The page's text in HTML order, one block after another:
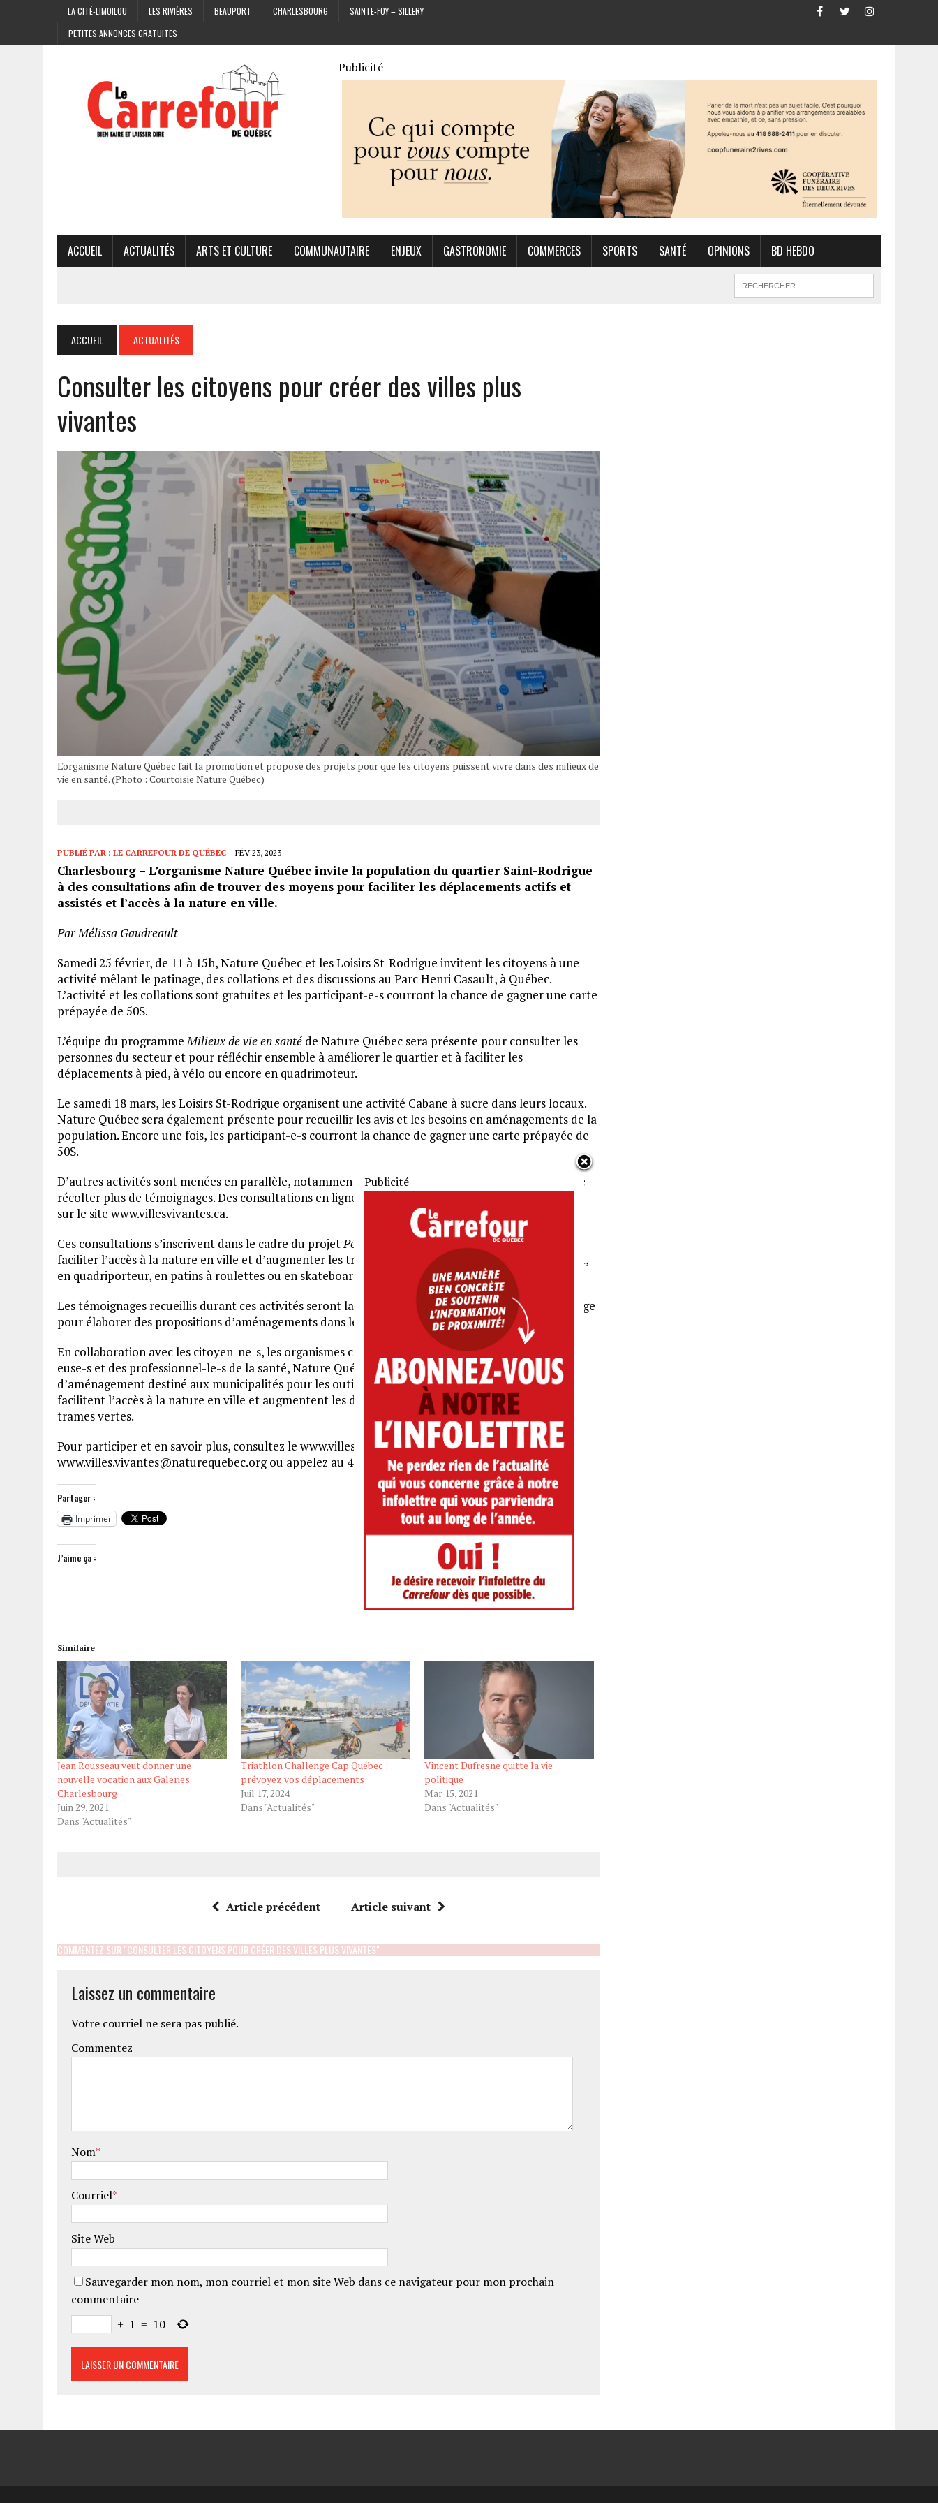
LA CITÉ-LIMOILOU LES RIVIÈRES BEAUPORT CHARLESBOURG
SAINTE-FOY – SILLERY
PETITES ANNONCES GRATUITES
Publicité
ACCUEIL ACTUALITÉS ARTS ET CULTURE COMMUNAUTAIRE ENJEUX GASTRONOMIE COMMERCES SPORTS SANTÉ OPINIONS BD HEBDO
ACCUEIL ACTUALITÉS
Consulter les citoyens pour créer des villes plus
vivantes
L'organisme Nature Québec fait la promotion et propose des projets pour que les citoyens puissent vivre dans des milieux de
vie en santé. (Photo : Courtoisie Nature Québec)
PUBLIÉ PAR : LE CARREFOUR DE QUÉBEC FÉV 23, 2023
Charlesbourg – L’organisme Nature Québec invite la population du quartier Saint-Rodrigue
à des consultations afin de trouver des moyens pour faciliter les déplacements actifs et
assistés et l’accès à la nature en ville.
Par Mélissa Gaudreault
Samedi 25 février, de 11 à 15h, Nature Québec et les Loisirs St-Rodrigue invitent les citoyens à une
activité mêlant le patinage, des collations et des discussions au Parc Henri Casault, à Québec.
L’activité et les collations sont gratuites et les participant-e-s courront la chance de gagner une carte
prépayée de 50$.
L’équipe du programmeMilieux de vie en santé de Nature Québec sera présente pour consulter les
personnes du secteur et pour réfléchir ensemble à améliorer le quartier et à faciliter les
déplacements à pied, à vélo ou encore en quadrimoteur.
Le samedi 18 mars, les Loisirs St-Rodrigue organisent une activité Cabane à sucre dans leurs locaux.
Nature Québec sera également présente pour recueillir les avis et les besoins en aménagements de la
population. Encore une fois, les participant-e-s courront la chance de gagner une carte prépayée de
50$.
D’autres activités sont menées en parallèle, notamment avecles Amis du Jeudi
afin de
récolter plus de témoignages. Des consultations en ligne sont également menées jusqu’au 26 mars
sur le site www.villesvivantes.ca.
Ces consultations s’inscrivent dans le cadre du projetPour des villes vivantes
, qui a pour objectif de
faciliter l’accès à la nature en ville et d’augmenter les trajets faits à pied, à vélo, en fauteuil roulant,
en quadriporteur, en patins à roulettes ou en skateboard.
Les témoignages recueillis durant ces activités seront la base d’échanges et d’une réflexion plus large
pour élaborer des propositions d’aménagements dans le secteur.
En collaboration avec les citoyen-ne-s, les organismes communautaires, une équipe de chercheur-
euse-s et des professionnel-le-s de la santé, Nature Québec créera un répertoire de mesures
d’aménagement destiné aux municipalités pour les outiller afin de créer des villes vivantes, qui
facilitent l’accès à la nature en ville et augmentent les déplacements actifs et assistés grâce aux
trames vertes.
Pour participer et en savoir plus, consultez le www.villesvivantes.ca et le
www.villes.vivantes@naturequebec.org ou appelez au 418 648-2104, poste 141.
Partager :
Imprimer
J’aime ça :
Similaire
Jean Rousseau veut donner une
nouvelle vocation aux Galeries
Charlesbourg
Juin 29, 2021
Dans "Actualités"
Triathlon Challenge Cap Québec :
prévoyez vos déplacements
Juil 17, 2024
Dans "Actualités"
Vincent Dufresne quitte la vie
politique
Mar 15, 2021
Dans "Actualités"
Article précédent Article suivant
COMMENTEZ SUR "CONSULTER LES CITOYENS POUR CRÉER DES VILLES PLUS VIVANTES"
Laissez un commentaire
Votre courriel ne sera pas publié.
Commentez
Nom*
Courriel*
Site Web
Sauvegarder mon nom, mon courriel et mon site Web dans ce navigateur pour mon prochain
commentaire
+ 1 = 10